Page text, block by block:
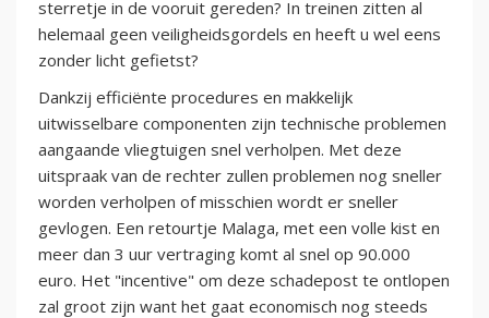
sterretje in de vooruit gereden? In treinen zitten al
helemaal geen veiligheidsgordels en heeft u wel eens
zonder licht gefietst?
Dankzij efficiënte procedures en makkelijk
uitwisselbare componenten zijn technische problemen
aangaande vliegtuigen snel verholpen. Met deze
uitspraak van de rechter zullen problemen nog sneller
worden verholpen of misschien wordt er sneller
gevlogen. Een retourtje Malaga, met een volle kist en
meer dan 3 uur vertraging komt al snel op 90.000
euro. Het "incentive" om deze schadepost te ontlopen
zal groot zijn want het gaat economisch nog steeds